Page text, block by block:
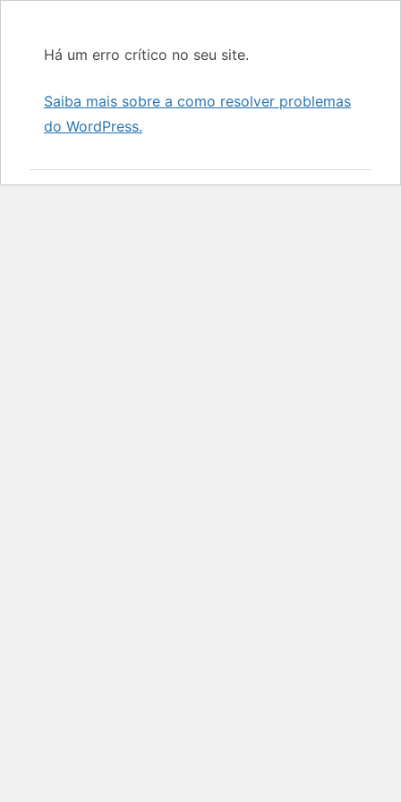
Há um erro crítico no seu site.
Saiba mais sobre a como resolver problemas
do WordPress.